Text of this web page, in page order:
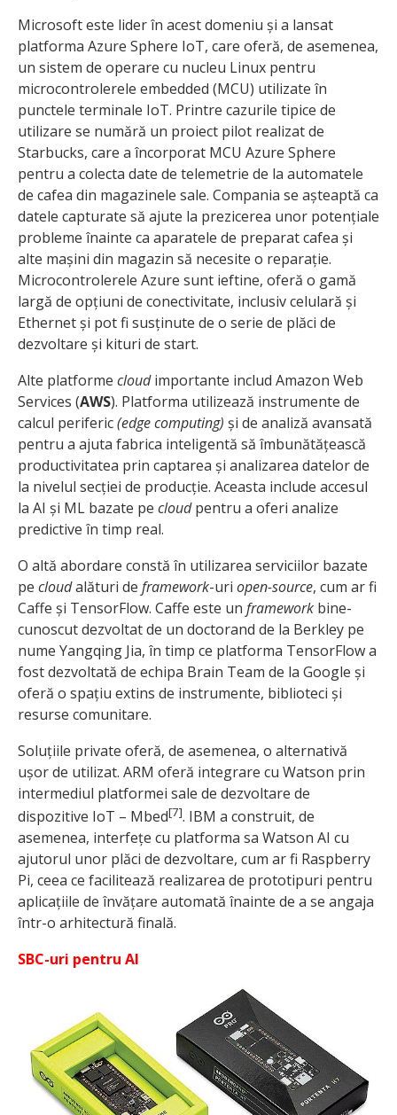
Microsoft este lider în acest domeniu și a lansat
platforma Azure Sphere IoT, care oferă, de asemenea,
un sistem de operare cu nucleu Linux pentru
microcontrolerele embedded (MCU) utilizate în
punctele terminale IoT. Printre cazurile tipice de
utilizare se numără un proiect pilot realizat de
Starbucks, care a încorporat MCU Azure Sphere
pentru a colecta date de telemetrie de la automatele
de cafea din magazinele sale. Compania se așteaptă ca
datele capturate să ajute la prezicerea unor potențiale
probleme înainte ca aparatele de preparat cafea și
alte mașini din magazin să necesite o reparație.
Microcontrolerele Azure sunt ieftine, oferă o gamă
largă de opțiuni de conectivitate, inclusiv celulară și
Ethernet și pot fi susținute de o serie de plăci de
dezvoltare și kituri de start.
Alte platforme cloudimportante includ Amazon Web
Services (AWS). Platforma utilizează instrumente de
calcul periferic(edge computing) și de analiză avansată
pentru a ajuta fabrica inteligentă să îmbunătățească
productivitatea prin captarea și analizarea datelor de
la nivelul secției de producție. Aceasta include accesul
la AI și ML bazate pe cloudpentru a oferi analize
predictive în timp real.
O altă abordare constă în utilizarea serviciilor bazate
pe cloudalături de framework-uri open-source, cum ar fi
Caffe și TensorFlow. Caffe este un framework bine-
cunoscut dezvoltat de un doctorand de la Berkley pe
nume Yangqing Jia, în timp ce platforma TensorFlow a
fost dezvoltată de echipa Brain Team de la Google și
oferă o spațiu extins de instrumente, biblioteci și
resurse comunitare.
Soluțiile private oferă, de asemenea, o alternativă
ușor de utilizat. ARM oferă integrare cu Watson prin
intermediul platformei sale de dezvoltare de
dispozitive IoT – Mbed[7]. IBM a construit, de
asemenea, interfețe cu platforma sa Watson AI cu
ajutorul unor plăci de dezvoltare, cum ar fi Raspberry
Pi, ceea ce facilitează realizarea de prototipuri pentru
aplicațiile de învățare automată înainte de a se angaja
într-o arhitectură finală.
SBC-uri pentru AI